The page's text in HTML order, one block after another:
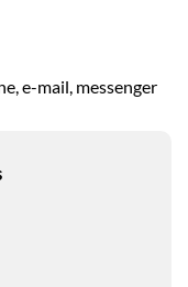
e-mail, messenger